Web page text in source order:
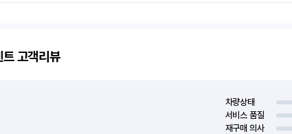
트고객리뷰
차량상태
서비스 품질
재구매 의사